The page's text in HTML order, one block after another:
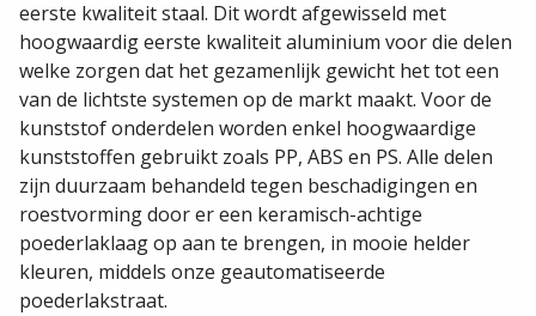
eerste kwaliteit staal. Dit wordt afgewisseld met
hoogwaardig eerste kwaliteit aluminium voor die delen
welke zorgen dat het gezamenlijk gewicht het tot een
van de lichtste systemen op de markt maakt. Voor de
kunststof onderdelen worden enkel hoogwaardige
kunststoffen gebruikt zoals PP, ABS en PS. Alle delen
zijn duurzaam behandeld tegen beschadigingen en
roestvorming door er een keramisch-achtige
poederlaklaag op aan te brengen, in mooie helder
kleuren, middels onze geautomatiseerde
poederlakstraat.